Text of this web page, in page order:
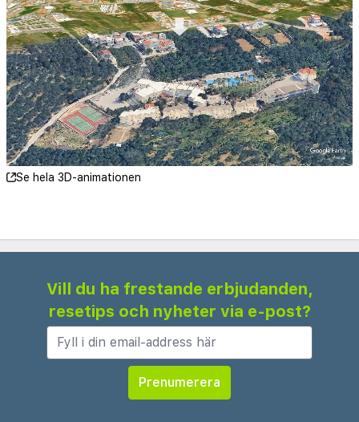
för gästernas bekvämlighet. En avgift kan komma
att tas ut för vissa av dessa tjänster.
Se hela 3D-animationen
Vill du ha frestande erbjudanden,
resetips och nyheter via e-post?